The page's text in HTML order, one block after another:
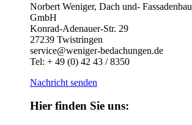
Norbert Weniger, Dach und- Fassadenbau
GmbH
Konrad-Adenauer-Str. 29
27239 Twistringen
service@weniger-bedachungen.de
Tel: + 49 (0) 42 43 / 8350
Nachricht senden
Hier finden Sie uns: